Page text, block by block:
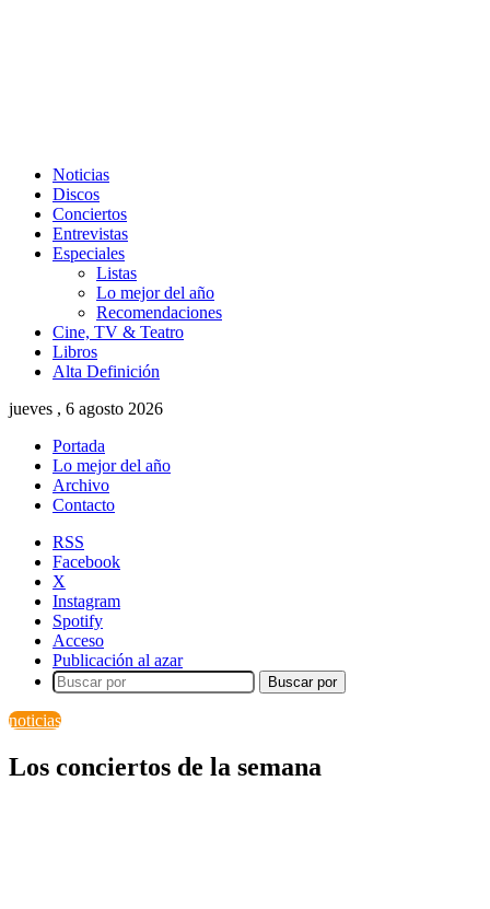
Noticias
Discos
Conciertos
Entrevistas
Especiales
Listas
Lo mejor del año
Recomendaciones
Cine, TV & Teatro
Libros
Alta Definición
jueves , 6 agosto 2026
Portada
Lo mejor del año
Archivo
Contacto
RSS
Facebook
X
Instagram
Spotify
Acceso
Publicación al azar
Buscar por
noticias
Los conciertos de la semana